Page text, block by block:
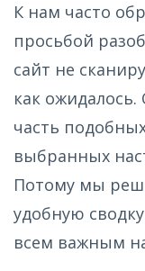
К нам часто
просьбой
сайт не
как
часть
выбранных
Потому мы
удобную
всем важным